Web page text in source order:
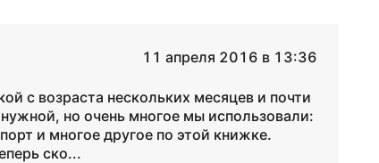
11 апреля 2016 в 13:36
с возраста нескольких месяцев и почти
но очень многое мы использовали:
и многое другое по этой книжке.
ско...